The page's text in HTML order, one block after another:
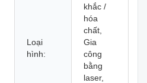
Loại
hình:
khắc /
hóa
chất,
Gia
công
bằng
laser,